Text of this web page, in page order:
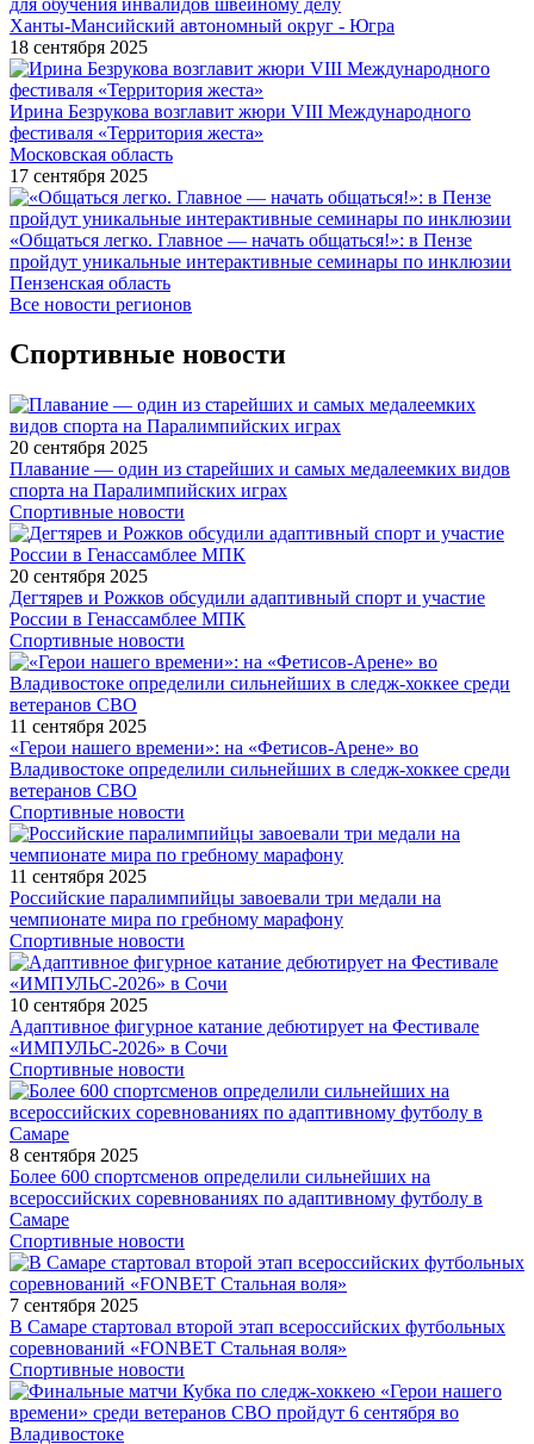
Ханты-Мансийский автономный округ - Югра
18 сентября 2025
Ирина Безрукова возглавит жюри VIII Международного
фестиваля «Территория жеста»
Московская область
17 сентября 2025
«Общаться легко. Главное — начать общаться!»: в Пензе
пройдут уникальные интерактивные семинары по инклюзии
Пензенская область
Все новости регионов
Спортивные новости
20 сентября 2025
Плавание — один из старейших и самых медалеемких видов
спорта на Паралимпийских играх
Спортивные новости
20 сентября 2025
Дегтярев и Рожков обсудили адаптивный спорт и участие
России в Генассамблее МПК
Спортивные новости
11 сентября 2025
«Герои нашего времени»: на «Фетисов-Арене» во
Владивостоке определили сильнейших в следж-хоккее среди
ветеранов СВО
Спортивные новости
11 сентября 2025
Российские паралимпийцы завоевали три медали на
чемпионате мира по гребному марафону
Спортивные новости
10 сентября 2025
Адаптивное фигурное катание дебютирует на Фестивале
«ИМПУЛЬС-2026» в Сочи
Спортивные новости
8 сентября 2025
Более 600 спортсменов определили сильнейших на
всероссийских соревнованиях по адаптивному футболу в
Самаре
Спортивные новости
7 сентября 2025
В Самаре стартовал второй этап всероссийских футбольных
соревнований «FONBET Стальная воля»
Спортивные новости